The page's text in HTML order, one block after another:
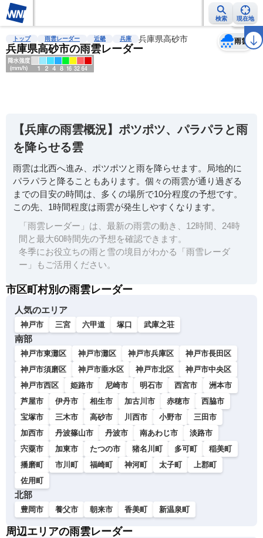
検索 現在地
雨雲レーダー 台風情報 地震情報 警報・注意報 2週間天気 ラ
トップ 雨雲レーダー 近畿 兵庫 兵庫県高砂市
兵庫県高砂市の雨雲レーダー
雨雲
天気 台風
【兵庫の雨雲概況】ポツポツ、パラパラと雨
を降らせる雲
雨雲は北西へ進み、ポツポツと雨を降らせます。局地的に
パラパラと降ることもあります。個々の雨雲が通り過ぎる
までの目安の時間は、多くの場所で10分程度の予想です。
この先、1時間程度は雨雲が発生しやすくなります。
「雨雲レーダー」は、最新の雨雲の動き、12時間、24時
間と最大60時間先の予想を確認できます。
冬季にお役立ちの雨と雪の境目がわかる「雨雪レーダ
ー」もご活用ください。
市区町村別の雨雲レーダー
人気のエリア
神戸市 三宮 六甲道 塚口 武庫之荘
南部
神戸市東灘区 神戸市灘区 神戸市兵庫区
神戸市長田区
神戸市須磨区
神戸市垂水区 神戸市北区
神戸市中央区
神戸市西区
姫路市 尼崎市 明石市 西宮市
洲本市
芦屋市
伊丹市 相生市 加古川市 赤穂市
西脇市
宝塚市
三木市 高砂市 川西市 小野市
三田市
加西市
丹波篠山市 丹波市 南あわじ市
淡路市
宍粟市
加東市 たつの市 猪名川町 多可町
稲美町
播磨町
市川町 福崎町 神河町 太子町
上郡町
佐用町
北部
豊岡市 養父市 朝来市 香美町 新温泉町
周辺エリアの雨雲レーダー